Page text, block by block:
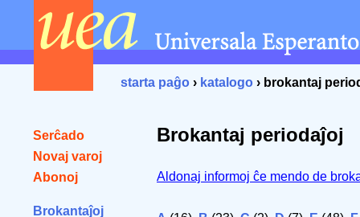
starta paĝo › katalogo › brokantaj
Serĉado
Novaj varoj
Abonoj
Brokantaĵoj
Brokantaj periodaĵoj
Aldonaj informoj ĉe mendo de